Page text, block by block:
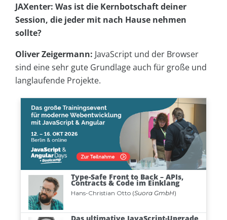
JAXenter: Was ist die Kernbotschaft deiner
Session, die jeder mit nach Hause nehmen
sollte?
Oliver Zeigermann: JavaScript und der Browser
sind eine sehr gute Grundlage auch für große und
langlaufende Projekte.